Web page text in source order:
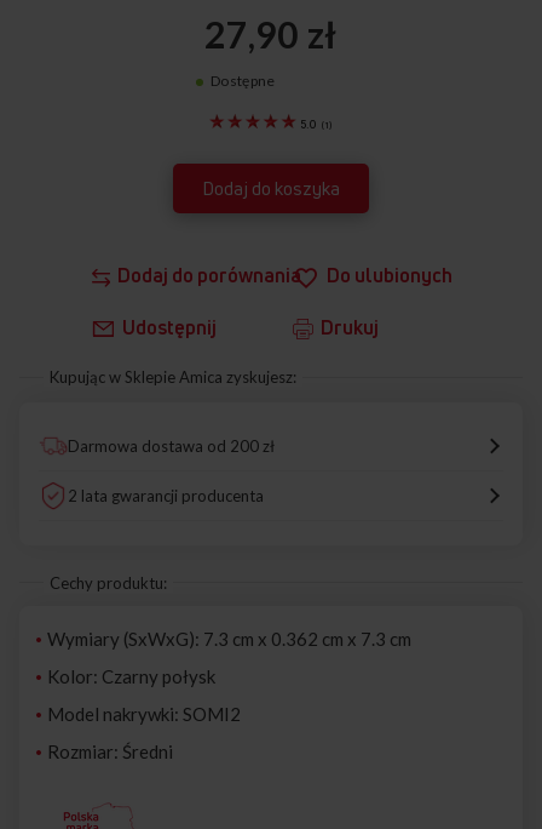
Dodaj do porównania Do ulubionych
Udostępnij Drukuj
5.0 (1)
27,90 zł
Dostępne
Dodaj do koszyka
Kupując w Sklepie Amica zyskujesz:
Darmowa dostawa od 200 zł
2 lata gwarancji producenta
Cechy produktu:
Wymiary (SxWxG): 7.3 cm x 0.362 cm x 7.3 cm
Kolor: Czarny połysk
Model nakrywki: SOMI2
Rozmiar: Średni